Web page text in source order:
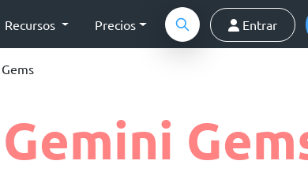
Recursos Precios Entrar